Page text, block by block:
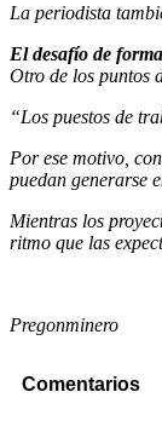
La periodista
El desafío de
Otro de los puntos
“Los puestos de
Por ese motivo,
puedan generarse
Mientras los
ritmo que las
Pregonminero
Comentarios